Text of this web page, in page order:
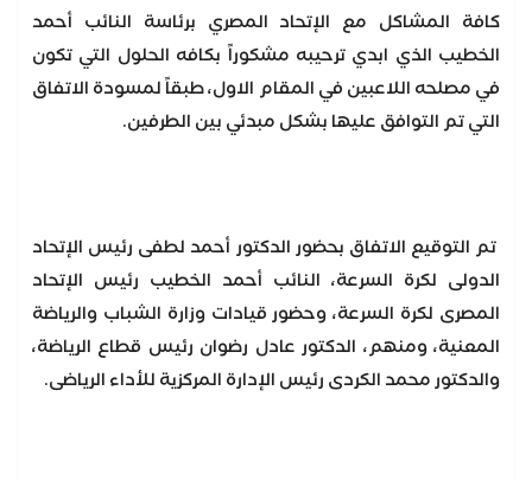
كافة المشاكل مع الإتحاد المصري برئاسة النائب أحمد
الخطيب الذي ابدي ترحيبه مشكوراً بكافه الحلول التي تكون
في مصلحه اللاعبين في المقام الاول، طبقاً لمسودة الاتفاق
التي تم التوافق عليها بشكل مبدئي بين الطرفين.
تم التوقيع الاتفاق بحضور الدكتور أحمد لطفى رئيس الإتحاد
الدولى لكرة السرعة، النائب أحمد الخطيب رئيس الإتحاد
المصرى لكرة السرعة، وحضور قيادات وزارة الشباب والرياضة
المعنية، ومنهم، الدكتور عادل رضوان رئيس قطاع الرياضة،
والدكتور محمد الكردى رئيس الإدارة المركزية للأداء الرياضى.